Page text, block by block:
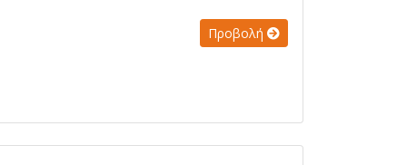
Προβολή